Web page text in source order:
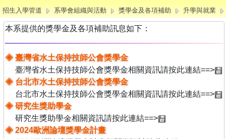
招生入學管道 系學會組織與活動 獎學金及各項補助 升學與就業
本系提供的獎學金及各項補助訊息如下：
◈ 臺灣省水土保持技師公會獎學金
臺灣省水土保持技師公會獎學金相關資訊請按此連結==>
◈ 台北市水土保持技師公會獎學金
台北市水土保持技師公會獎學金相關資訊請按此連結==>
◈ 研究生獎助學金
研究生獎助學金相關資訊請按此連結==>
◈ 2024歐洲論壇獎學金計畫